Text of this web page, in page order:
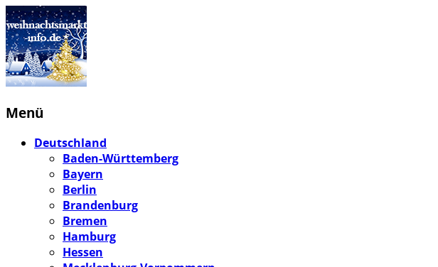
Menü
Deutschland
Baden-Württemberg
Bayern
Berlin
Brandenburg
Bremen
Hamburg
Hessen